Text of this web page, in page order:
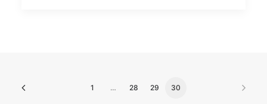
1 … 28 29 30